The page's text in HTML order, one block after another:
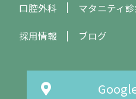
口腔外科 マタニティ
採用情報 ブログ